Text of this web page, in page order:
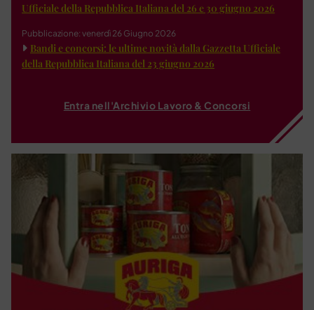
Ufficiale della Repubblica Italiana del 26 e 30 giugno 2026
Pubblicazione: venerdì 26 Giugno 2026
Bandi e concorsi: le ultime novità dalla Gazzetta Ufficiale
della Repubblica Italiana del 23 giugno 2026
Entra nell'Archivio Lavoro & Concorsi